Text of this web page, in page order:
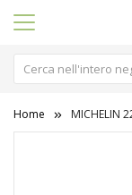
Home MICHELIN